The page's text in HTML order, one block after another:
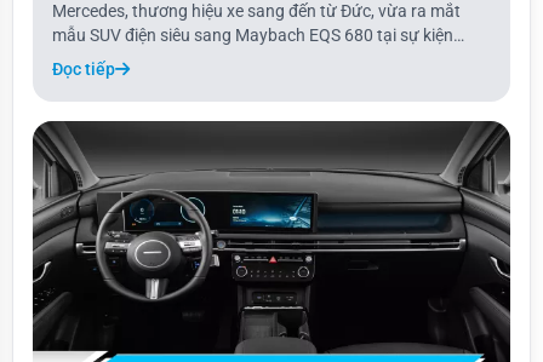
Mercedes, thương hiệu xe sang đến từ Đức, vừa ra mắt
mẫu SUV điện siêu sang Maybach EQS 680 tại sự kiện
riêng "The Avantgarde 2024" ở Hà Nội ngày 10/10. Đây là
phiên bản cao cấp của dòng EQS SUV, bổ sung vào danh
mục xe thuần điện của hãng, bao gồm các mẫ
Đọc tiếp